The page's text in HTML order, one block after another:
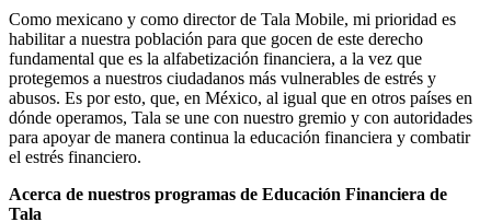
Como mexicano y como director de Tala Mobile, mi prioridad es
habilitar a nuestra población para que gocen de este derecho
fundamental que es la alfabetización financiera, a la vez que
protegemos a nuestros ciudadanos más vulnerables de estrés y
abusos. Es por esto, que, en México, al igual que en otros países en
dónde operamos, Tala se une con nuestro gremio y con autoridades
para apoyar de manera continua la educación financiera y combatir
el estrés financiero.
Acerca de nuestros programas de Educación Financiera de
Tala